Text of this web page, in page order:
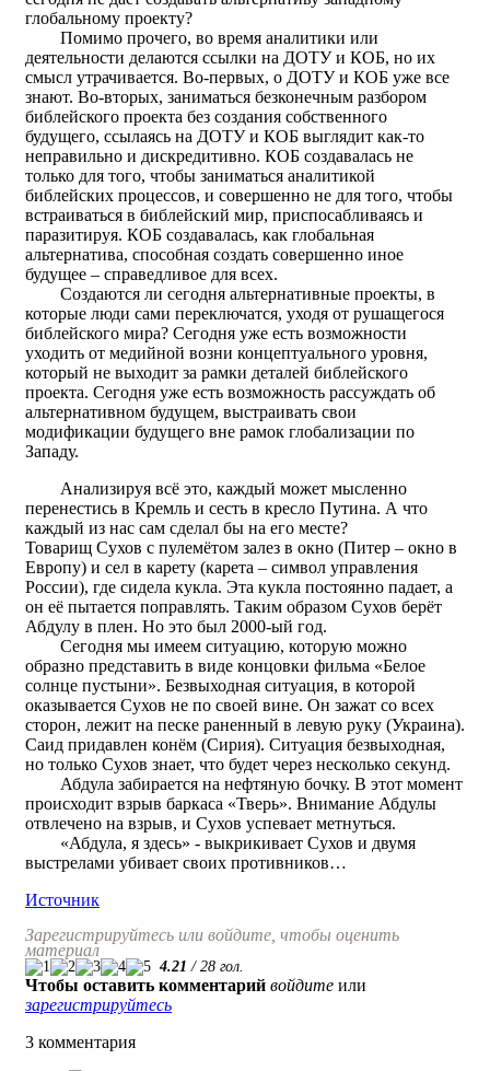
глобальному проекту?
Помимо прочего, во время аналитики или
деятельности делаются ссылки на ДОТУ и КОБ, но их
смысл утрачивается. Во-первых, о ДОТУ и КОБ уже все
знают. Во-вторых, заниматься безконечным разбором
библейского проекта без создания собственного
будущего, ссылаясь на ДОТУ и КОБ выглядит как-то
неправильно и дискредитивно. КОБ создавалась не
только для того, чтобы заниматься аналитикой
библейских процессов, и совершенно не для того, чтобы
встраиваться в библейский мир, приспосабливаясь и
паразитируя. КОБ создавалась, как глобальная
альтернатива, способная создать совершенно иное
будущее – справедливое для всех.
Создаются ли сегодня альтернативные проекты, в
которые люди сами переключатся, уходя от рушащегося
библейского мира? Сегодня уже есть возможности
уходить от медийной возни концептуального уровня,
который не выходит за рамки деталей библейского
проекта. Сегодня уже есть возможность рассуждать об
альтернативном будущем, выстраивать свои
модификации будущего вне рамок глобализации по
Западу.
Анализируя всё это, каждый может мысленно
перенестись в Кремль и сесть в кресло Путина. А что
каждый из нас сам сделал бы на его месте?
Товарищ Сухов с пулемётом залез в окно (Питер – окно в
Европу) и сел в карету (карета – символ управления
России), где сидела кукла. Эта кукла постоянно падает, а
он её пытается поправлять. Таким образом Сухов берёт
Абдулу в плен. Но это был 2000-ый год.
Сегодня мы имеем ситуацию, которую можно
образно представить в виде концовки фильма «Белое
солнце пустыни». Безвыходная ситуация, в которой
оказывается Сухов не по своей вине. Он зажат со всех
сторон, лежит на песке раненный в левую руку (Украина).
Саид придавлен конём (Сирия). Ситуация безвыходная,
но только Сухов знает, что будет через несколько секунд.
Абдула забирается на нефтяную бочку. В этот момент
происходит взрыв баркаса «Тверь». Внимание Абдулы
отвлечено на взрыв, и Сухов успевает метнуться.
«Абдула, я здесь» - выкрикивает Сухов и двумя
выстрелами убивает своих противников…
Источник
Зарегистрируйтесь или войдите, чтобы оценить
материал
4.21 / 28 гол.
Чтобы оставить комментарий войдите или
зарегистрируйтесь
3 комментария